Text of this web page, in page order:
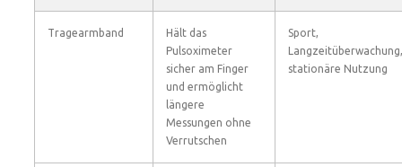
Tragearmband
Hält das
Pulsoximeter
sicher am Finger
und ermöglicht
längere
Messungen ohne
Verrutschen
Sport,
Langzeitüberwachung,
stationäre Nutzung